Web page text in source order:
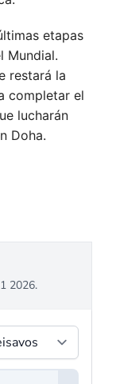
etapas
Mundial.
restará la
completar el
lucharán
Doha.